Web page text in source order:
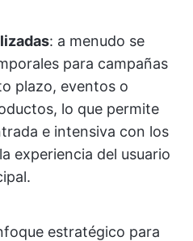
: a menudo se
para campañas
plazo, eventos o
lo que permite
e intensiva con los
experiencia del usuario
estratégico para